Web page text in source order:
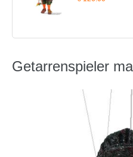
Getarrenspieler